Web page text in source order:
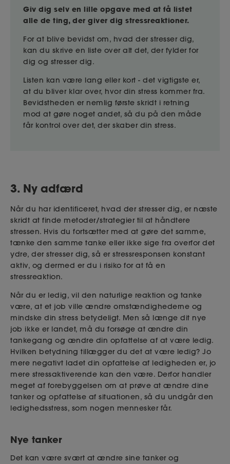
Giv dig selv en lille opgave med at få listet
alle de ting, der giver dig stressreaktioner.
For at blive bevidst om, hvad der stresser dig,
kan du skrive en liste over alt det, der fylder for
dig og stresser dig.
Listen kan være lang eller kort - det vigtigste er,
at du bliver klar over, hvor din stress kommer fra.
Bevidstheden er nemlig første skridt i retning
mod at gøre noget andet, så du på den måde
får kontrol over det, der skaber din stress.
3. Ny adfærd
Når du har identificeret, hvad der stresser dig, er næste
skridt at finde metoder/strategier til at håndtere
stressen. Hvis du fortsætter med at gøre det samme,
tænke den samme tanke eller ikke sige fra overfor det
ydre, der stresser dig, så er stressresponsen konstant
aktiv, og dermed er du i risiko for at få en
stressreaktion.
Når du er ledig, vil den naturlige reaktion og tanke
være, at et job ville ændre omstændighederne og
mindske din stress betydeligt. Men så længe dit nye
job ikke er landet, må du forsøge at ændre din
tankegang og ændre din opfattelse af at være ledig.
Hvilken betydning tillægger du det at være ledig? Jo
mere negativt ladet din opfattelse af ledigheden er, jo
mere stressaktiverende kan den være. Derfor handler
meget af forebyggelsen om at prøve at ændre dine
tanker og opfattelse af situationen, så du undgår den
ledighedsstress, som nogen mennesker får.
Nye tanker
Det kan være svært at ændre sine tanker og